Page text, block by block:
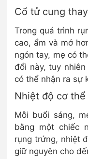
Cổ tử cung
Trong quá trình
cao, ẩm và mở
ngón tay, mẹ có
đổi này, tuy
có thể nhận ra sự
Nhiệt độ cơ thể
Mỗi buổi sáng,
bằng một chiếc
rụng trứng, nhiệt
giữ nguyên cho